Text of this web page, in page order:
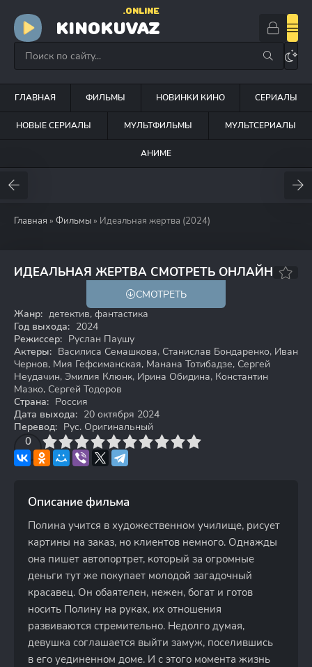
KINOKUVAZ
.ONLINE
ГЛАВНАЯ ФИЛЬМЫ НОВИНКИ КИНО СЕРИАЛЫ
НОВЫЕ СЕРИАЛЫ МУЛЬТФИЛЬМЫ МУЛЬТСЕРИАЛЫ
АНИМЕ
Главная » Фильмы » Идеальная жертва (2024)
ИДЕАЛЬНАЯ ЖЕРТВА СМОТРЕТЬ ОНЛАЙН
4.9
СМОТРЕТЬ
Жанр: детектив, фантастика
Год выхода: 2024
Режиссер: Руслан Паушу
Актеры: Василиса Семашкова, Станислав Бондаренко, Иван
Чернов, Мия Гефсиманская, Манана Тотибадзе, Сергей
Неудачин, Эмилия Клюнк, Ирина Обидина, Константин
Мазко, Сергей Тодоров
Страна: Россия
Дата выхода: 20 октября 2024
Перевод: Рус. Оригинальный
0
4 6 7 8 9 10
Описание фильма
Полина учится в художественном училище, рисует
картины на заказ, но клиентов немного. Однажды
она пишет автопортрет, который за огромные
деньги тут же покупает молодой загадочный
красавец. Он обаятелен, нежен, богат и готов
носить Полину на руках, их отношения
развиваются стремительно. Недолго думая,
девушка соглашается выйти замуж, поселившись
в его уединенном доме. И с этого момента жизнь